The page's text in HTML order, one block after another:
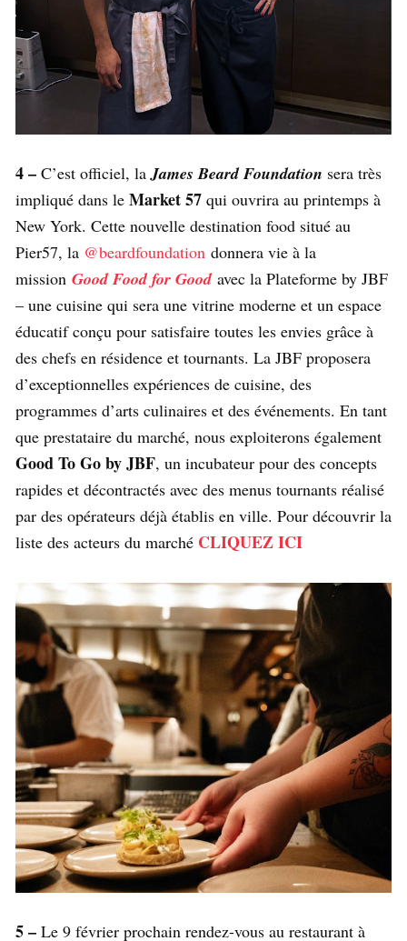
4 – C’est officiel, laJames Beard Foundation sera très
impliqué dans le Market 57 qui ouvrira au printemps à
New York. Cette nouvelle destination food situé au
Pier57, la @beardfoundation donnera vie à la
mission Good Food for Goodavec la Plateforme by JBF
– une cuisine qui sera une vitrine moderne et un espace
éducatif conçu pour satisfaire toutes les envies grâce à
des chefs en résidence et tournants. La JBF proposera
d’exceptionnelles expériences de cuisine, des
programmes d’arts culinaires et des événements. En tant
que prestataire du marché, nous exploiterons également
Good To Go by JBF, un incubateur pour des concepts
rapides et décontractés avec des menus tournants réalisé
par des opérateurs déjà établis en ville. Pour découvrir la
liste des acteurs du marché CLIQUEZ ICI
5 – Le 9 février prochain rendez-vous au restaurant à